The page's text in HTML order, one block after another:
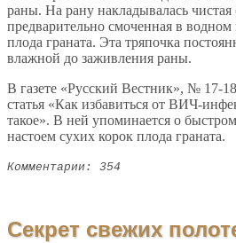
раны. На рану накладывалась чистая
предварительно смоченная в водном
плода граната. Эта тряпочка
влажной до заживления раны.
В газете «Русский Вестник», № 17-
статья «Как избавиться от ВИЧ-
такое». В ней упоминается о
настоем сухих корок плода граната.
Комментарии: 354
Секрет свежих